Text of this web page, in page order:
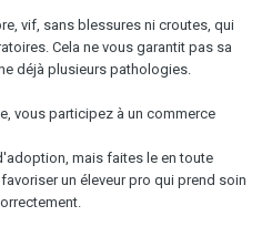
vif, sans blessures ni croutes, qui
Cela ne vous garantit pas sa
déjà plusieurs pathologies.
vous participez à un commerce
mais faites le en toute
un éleveur pro qui prend soin